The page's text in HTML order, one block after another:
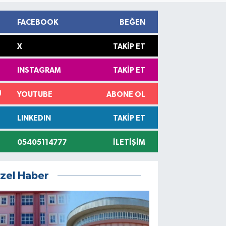
FACEBOOK BEĞEN
X TAKIP ET
INSTAGRAM TAKIP ET
YOUTUBE ABONE OL
LINKEDIN TAKIP ET
05405114777 İLETIŞIM
Haber